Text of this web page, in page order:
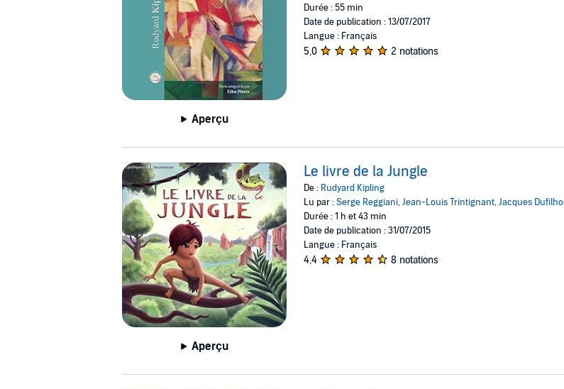
Aperçu
Durée : 55 min
Date de publication : 13/07/2017
Langue : Français
5,0 2 notations
Aperçu
Le livre de la Jungle
De : Rudyard Kipling
Lu par :Serge Reggiani,Jean-Louis Trintignant,Jacques Dufilho
Durée : 1 h et 43 min
Date de publication : 31/07/2015
Langue : Français
4,4 8 notations